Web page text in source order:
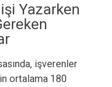
Yazarken
işverenler
ortalama 180